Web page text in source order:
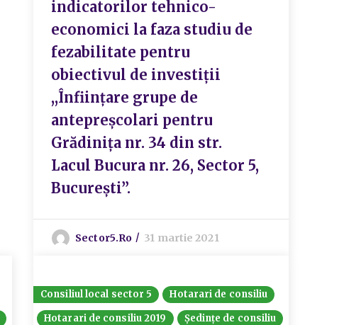
indicatorilor tehnico-
economici la faza studiu de
fezabilitate pentru
obiectivul de investiții
,,Înființare grupe de
antepreșcolari pentru
Grădinița nr. 34 din str.
Lacul Bucura nr. 26, Sector 5,
București”.
Sector5.ro 31 martie 2021
Consiliul local sector 5
Hotarari de consiliu
Hotarari de consiliu 2019
Ședințe de consiliu